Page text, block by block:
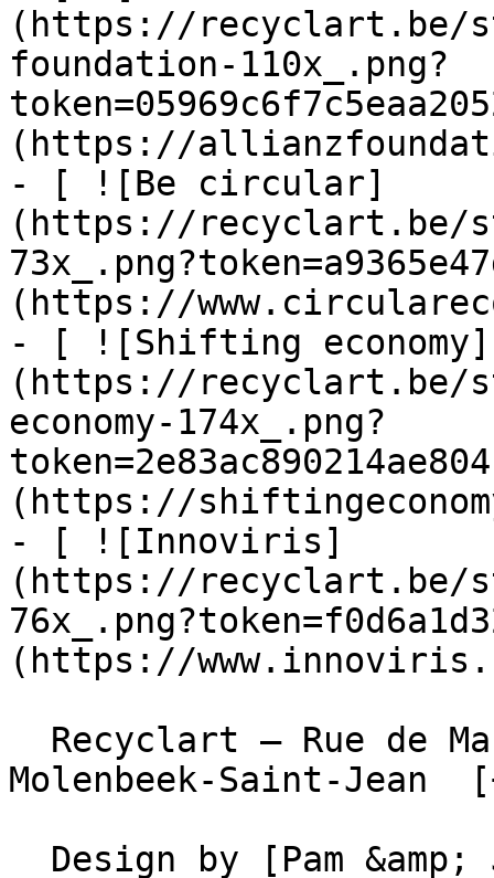
(https://recyclart.be/
foundation-110x_.png?
(https://
- [ ![Be circular]
(https://recyclart.be/
(https://
- [ ![Shifting economy]
(https://recyclart.be/
economy-174x_.png?
(https://
- [ ![Innoviris]
(https://recyclart.be/
(https://
Molenbeek-Saint-